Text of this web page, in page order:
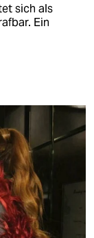
sich als
Ein